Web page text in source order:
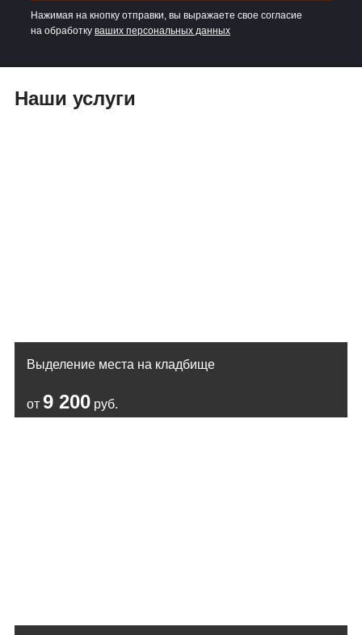
Нажимая на кнопку отправки, вы выражаете свое согласие
на обработку ваших персональных данных
Наши услуги
Выделение места на кладбище
от 9 200 руб.